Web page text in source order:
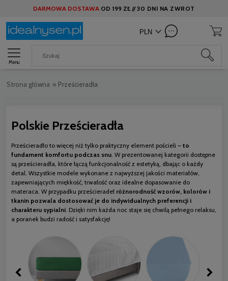
DARMOWA DOSTAWA OD 199 ZŁ //30 DNI NA ZWROT
Menu
Strona główna » Prześcieradła
Polskie Prześcieradła
Prześcieradło to więcej niż tylko praktyczny element pościeli – to
fundament komfortu podczas snu. W prezentowanej kategorii dostępne
są prześcieradła, które łączą funkcjonalność z estetyką, dbając o każdy
detal. Wszystkie modele wykonane z najwyższej jakości materiałów,
zapewniających miękkość, trwałość oraz idealne dopasowanie do
materaca. W przypadku prześcieradeł różnorodność wzorów, kolorów i
tkanin pozwala dostosować je do indywidualnych preferencji i
charakteru sypialni. Dzięki nim każda noc staje się chwilą pełnego relaksu,
a poranek budzi radość i satysfakcję!